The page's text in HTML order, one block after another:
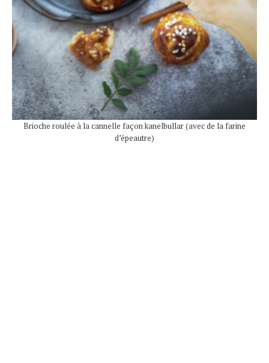
Brioche roulée à la cannelle façon kanelbullar (avec de la farine
d’épeautre)